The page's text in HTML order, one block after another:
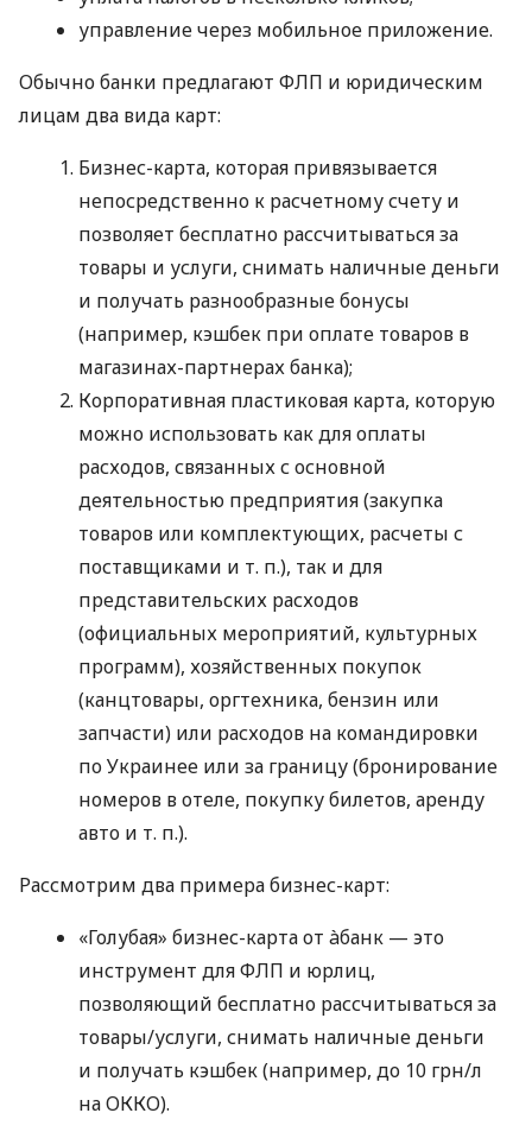
управление через мобильное приложение.
Обычно банки предлагают ФЛП и юридическим
лицам два вида карт:
Бизнес-карта, которая привязывается
непосредственно к расчетному счету и
позволяет бесплатно рассчитываться за
товары и услуги, снимать наличные деньги
и получать разнообразные бонусы
(например, кэшбек при оплате товаров в
магазинах-партнерах банка);
Корпоративная пластиковая карта, которую
можно использовать как для оплаты
расходов, связанных с основной
деятельностью предприятия (закупка
товаров или комплектующих, расчеты с
поставщиками и т. п.), так и для
представительских расходов
(официальных мероприятий, культурных
программ), хозяйственных покупок
(канцтовары, оргтехника, бензин или
запчасти) или расходов на командировки
по Украинее или за границу (бронирование
номеров в отеле, покупку билетов, аренду
авто и т. п.).
Рассмотрим два примера бизнес-карт:
«Голубая» бизнес-карта от àбанк — это
инструмент для ФЛП и юрлиц,
позволяющий бесплатно рассчитываться за
товары/услуги, снимать наличные деньги
и получать кэшбек (например, до 10 грн/л
на ОККО).